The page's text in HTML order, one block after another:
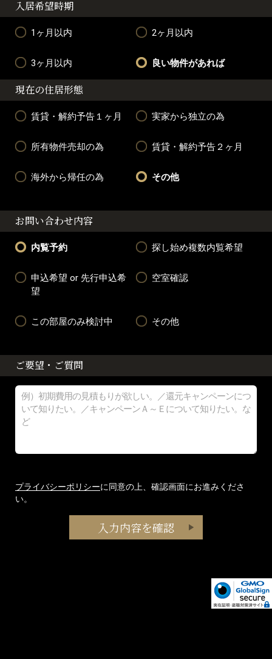
入居希望時期
1ヶ月以内 2ヶ月以内
3ヶ月以内 良い物件があれば
現在の住居形態
賃貸・解約予告１ヶ月 実家から独立の為
所有物件売却の為 賃貸・解約予告２ヶ月
海外から帰任の為 その他
お問い合わせ内容
内覧予約 探し始め複数内覧希望
申込希望 or 先行申込希
望
空室確認
この部屋のみ検討中 その他
ご要望・ご質問
プライバシーポリシーに同意の上、確認画面にお進みくださ
い。